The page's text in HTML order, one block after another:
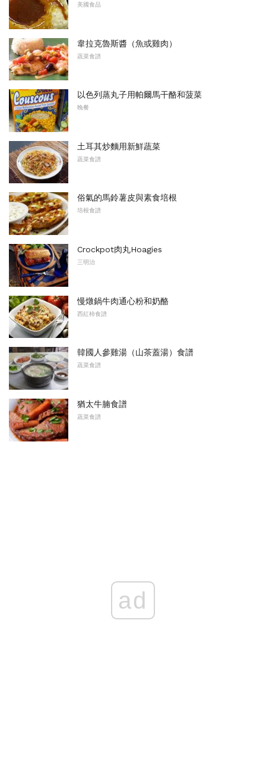
美國食品
韋拉克魯斯醬（魚或雞肉）
蔬菜食譜
以色列蒸丸子用帕爾馬干酪和菠菜
晚餐
土耳其炒麵用新鮮蔬菜
蔬菜食譜
俗氣的馬鈴薯皮與素食培根
培根食譜
Crockpot肉丸Hoagies
三明治
慢燉鍋牛肉通心粉和奶酪
西紅柿食譜
韓國人參雞湯（山茶蓋湯）食譜
蔬菜食譜
猶太牛腩食譜
蔬菜食譜
ad